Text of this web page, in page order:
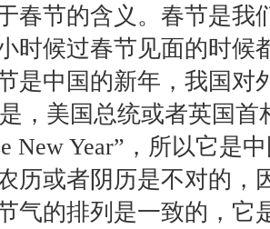
节的含义。春节是我
时候过春节见面的时候
是中国的新年，我国对
，美国总统或者英国
New Year”，所以它是
历或者阴历是不对的，
气的排列是一致的，它